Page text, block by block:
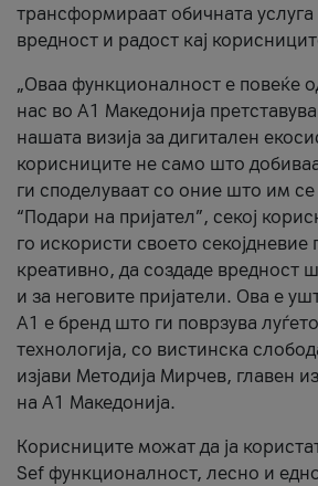
трансформираат обичната услуга
вредност и радост кај
„Оваа функционалност е повеќе
нас во А1 Македонија
нашата визија за дигитален
корисниците не само што
ги споделуваат со оние што им
“Подари на пријател”, секој
го искористи своето
креативно, да создаде вредност
и за неговите пријатели. Ова е
А1 е бренд што ги поврзува
технологија, со вистинска
изјави Методија Мирчев, главен
на А1 Македонија.
Корисниците можат да ја
Sef функционалност, лесно и